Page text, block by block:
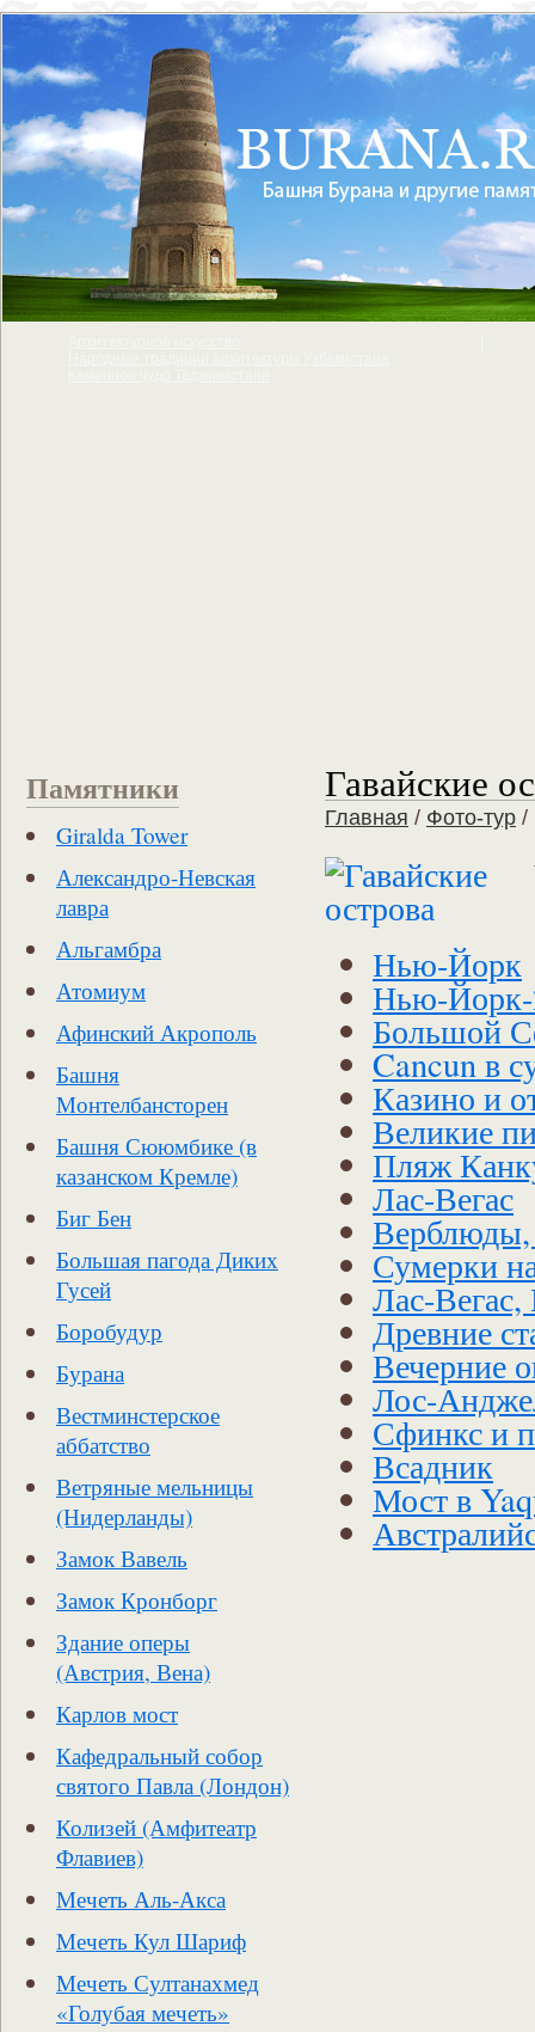
Памятники
Giralda Tower
Александро-Невская
лавра
Альгамбра
Атомиум
Афинский Акрополь
Башня
Монтелбансторен
Башня Сююмбике (в
казанском Кремле)
Биг Бен
Большая пагода Диких
Гусей
Боробудур
Бурана
Вестминстерское
аббатство
Ветряные мельницы
(Нидерланды)
Замок Вавель
Замок Кронборг
Здание оперы
(Австрия, Вена)
Карлов мост
Кафедральный собор
святого Павла (Лондон)
Колизей (Амфитеатр
Флавиев)
Мечеть Аль-Акса
Мечеть Кул Шариф
Мечеть Султанахмед
«Голубая мечеть»
Гавайские
Главная / Фото-тур /
Нью-Йорк
Нью-
Большой
Cancun в
Казино и
Великие
Пляж
Лас-Вегас
Верблюды,
Сумерки
Лас-
Древние
Вечерние
Лос-
Сфинкс и
Всадник
Мост в